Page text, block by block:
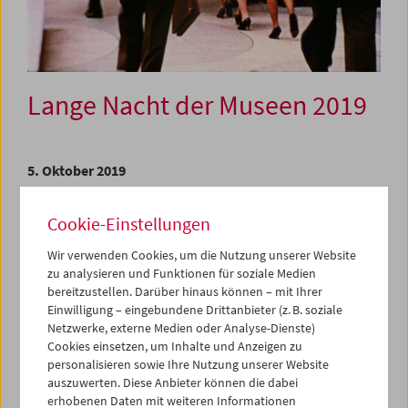
Lange Nacht der Museen 2019
5. Oktober 2019
Highlights:
Archivarinnen des Filmmuseums werden das
Restaurierungsprojekt zuBlind Husbandsvon Erich von
Stroheim (1919) vorstellen sowie Amateur*innenfilme aus
unserer Sammlung. Um 18:00, 18:30 und 20:00 Uhr wird
Musiker Fabian Pollack Stummfilme live mit seiner Gitarre
vertonen.
"Unsere Ausstellungen finden auf der Leinwand statt":
Nach diesem Motto präsentiert das Österreichische
Cookie-Einstellungen
Wir verwenden Cookies, um die Nutzung unserer Website
zu analysieren und Funktionen für soziale Medien
bereitzustellen. Darüber hinaus können – mit Ihrer
Einwilligung – eingebundene Drittanbieter (z. B. soziale
Netzwerke, externe Medien oder Analyse-Dienste)
Cookies einsetzen, um Inhalte und Anzeigen zu
personalisieren sowie Ihre Nutzung unserer Website
auszuwerten. Diese Anbieter können die dabei
erhobenen Daten mit weiteren Informationen